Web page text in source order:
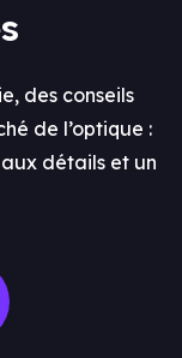
des conseils
de l’optique :
détails et un